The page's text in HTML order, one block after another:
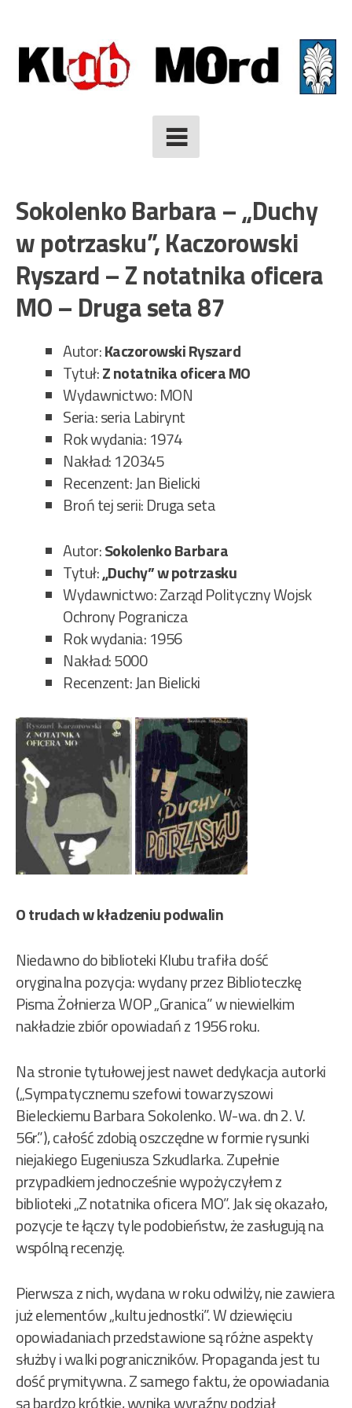
to
content
Sokolenko Barbara – „Duchy
w potrzasku”, Kaczorowski
Ryszard – Z notatnika oficera
MO – Druga seta 87
Autor:Kaczorowski Ryszard
Tytuł:Z notatnika oficera MO
Wydawnictwo: MON
Seria: seria Labirynt
Rok wydania: 1974
Nakład: 120345
Recenzent: Jan Bielicki
Broń tej serii: Druga seta
Autor:Sokolenko Barbara
Tytuł:„Duchy” w potrzasku
Wydawnictwo: Zarząd Polityczny Wojsk
Ochrony Pogranicza
Rok wydania: 1956
Nakład: 5000
Recenzent: Jan Bielicki
O trudach w kładzeniu podwalin
Niedawno do biblioteki Klubu trafiła dość
oryginalna pozycja: wydany przez Biblioteczkę
Pisma Żołnierza WOP „Granica” w niewielkim
nakładzie zbiór opowiadań z 1956 roku.
Na stronie tytułowej jest nawet dedykacja autorki
(„Sympatycznemu szefowi towarzyszowi
Bieleckiemu Barbara Sokolenko. W-wa. dn 2. V.
56r.”), całość zdobią oszczędne w formie rysunki
niejakiego Eugeniusza Szkudlarka. Zupełnie
przypadkiem jednocześnie wypożyczyłem z
biblioteki „Z notatnika oficera MO”. Jak się okazało,
pozycje te łączy tyle podobieństw, że zasługują na
wspólną recenzję.
Pierwsza z nich, wydana w roku odwilży, nie zawiera
już elementów „kultu jednostki”. W dziewięciu
opowiadaniach przedstawione są różne aspekty
służby i walki pograniczników. Propaganda jest tu
dość prymitywna. Z samego faktu, że opowiadania
są bardzo krótkie, wynika wyraźny podział